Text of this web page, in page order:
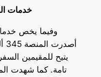
خدمات
وفيما يخص
يتيح للمقيمين